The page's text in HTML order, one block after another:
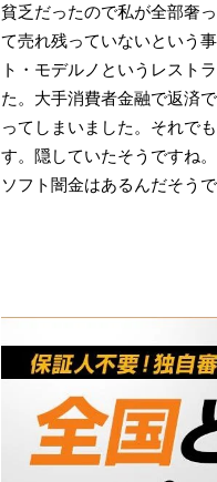
貧乏だったので私が全部奢
て売れ残っていないという
ト・モデルノというレスト
た。大手消費者金融で返済
ってしまいました。それで
す。隠していたそうですね
ソフト闇金はあるんだそう